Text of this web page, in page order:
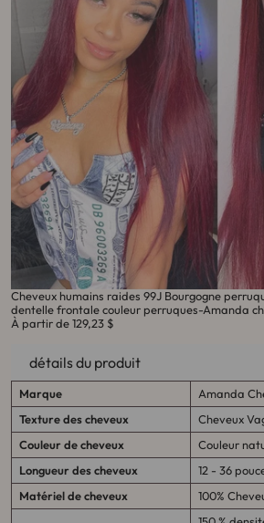
Cheveux humains raides 99J Bourgogne
dentelle frontale couleur perruques-Amanda
À partir de129,23 $
détails du produit
Marque
Amanda
Texture des cheveux
Cheveux
Couleur de cheveux
Couleur
Longueur des cheveux
12 - 36
Matériel de cheveux
100%